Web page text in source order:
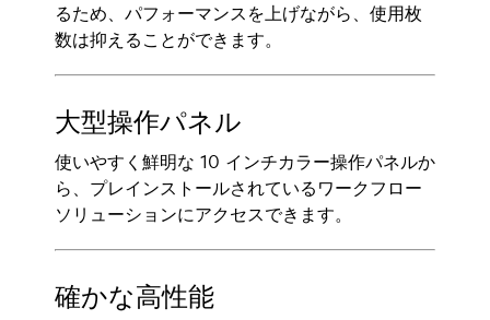
るため、パフォーマンスを上げながら、使用枚
数は抑えることができます。
大型操作パネル
使いやすく鮮明な 10 インチカラー操作パネルか
ら、プレインストールされているワークフロー
ソリューションにアクセスできます。
確かな高性能